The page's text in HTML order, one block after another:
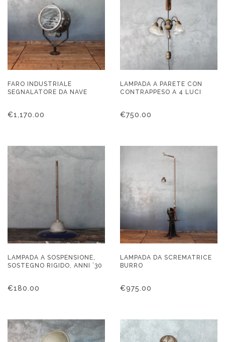
FARO INDUSTRIALE
SEGNALATORE DA NAVE
€1,170.00
LAMPADA A PARETE CON
CONTRAPPESO A 4 LUCI
€750.00
LAMPADA A SOSPENSIONE,
SOSTEGNO RIGIDO, ANNI ’30
€180.00
LAMPADA DA SCREMATRICE
BURRO
€975.00